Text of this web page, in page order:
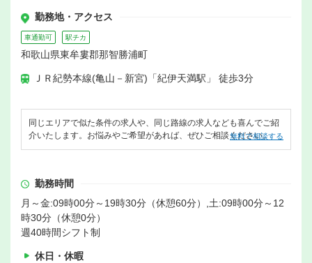
勤務地・アクセス
車通勤可 駅チカ
和歌山県東牟婁郡那智勝浦町
ＪＲ紀勢本線(亀山－新宮)「紀伊天満駅」 徒歩3分
同じエリアで似た条件の求人や、同じ路線の求人なども喜んでご紹
介いたします。お悩みやご希望があれば、ぜひご相談ください。
無料で相談する
勤務時間
月～金:09時00分～19時30分（休憩60分）,土:09時00分～12
時30分（休憩0分）
週40時間シフト制
休日・休暇